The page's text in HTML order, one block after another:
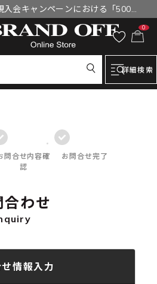
入会キャンペーンにおける「500円
付与漏れと補填について
0
詳細検索
問合せ内容確
認
お問合せ完了
合わせ
情報入力